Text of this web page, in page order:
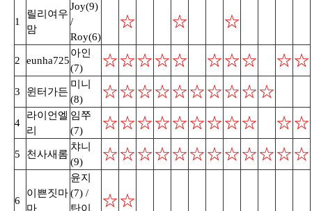
1
릴리여우
맘
Joy(9)
/
Roy(6)
☆ ☆ ☆
2 eunha725
아인
(7)
☆☆☆☆☆ ☆☆☆ ☆☆
3 윈터가든
미니
(8)
☆☆☆☆☆☆☆☆☆☆
4
라이언엘
리
임쭈
(7)
☆☆☆☆☆☆☆☆☆ ☆☆
5 천사새롬
챠니
(9)
☆☆☆☆☆☆☆☆☆☆☆☆
6
이쁜짓마
마
윤지
(7) /
탄이
☆☆